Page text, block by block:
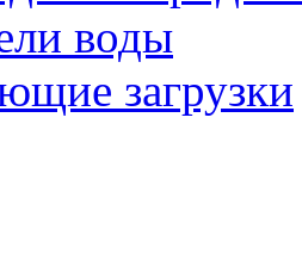
воды
загрузки